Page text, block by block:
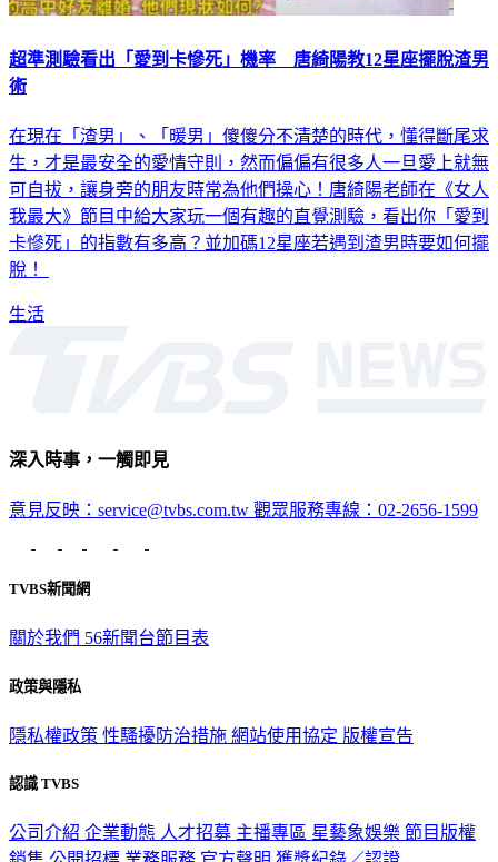
超準測驗看出「愛到卡慘死」機率 唐綺陽教12星座擺脫渣男
術
在現在「渣男」、「暖男」傻傻分不清楚的時代，懂得斷尾求
生，才是最安全的愛情守則，然而偏偏有很多人一旦愛上就無
可自拔，讓身旁的朋友時常為他們操心！唐綺陽老師在《女人
我最大》節目中給大家玩一個有趣的直覺測驗，看出你「愛到
卡慘死」的指數有多高？並加碼12星座若遇到渣男時要如何擺
脫！
生活
深入時事，一觸即見
意見反映：service@tvbs.com.tw 觀眾服務專線：02-2656-1599
TVBS新聞網
關於我們 56新聞台節目表
政策與隱私
隱私權政策 性騷擾防治措施 網站使用協定 版權宣告
認識 TVBS
公司介紹 企業動態 人才招募 主播專區 星藝象娛樂 節目版權